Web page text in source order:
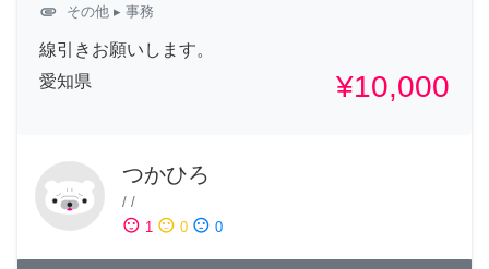
attachment その他 ▸ 事務
線引きお願いします。
愛知県
¥10,000
つかひろ
/ /
sentiment_satisfied 1 sentiment_neutral 0 sentiment_dissatisfied 0